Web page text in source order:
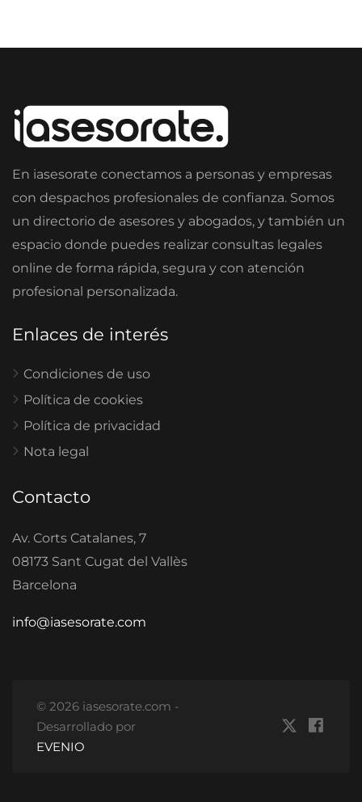
En iasesorate conectamos a personas y empresas
con despachos profesionales de confianza. Somos
un directorio de asesores y abogados, y también un
espacio donde puedes realizar consultas legales
online de forma rápida, segura y con atención
profesional personalizada.
Enlaces de interés
Condiciones de uso
Política de cookies
Política de privacidad
Nota legal
Contacto
Av. Corts Catalanes, 7
08173 Sant Cugat del Vallès
Barcelona
info@iasesorate.com
© 2026 iasesorate.com -
Desarrollado por
EVENIO